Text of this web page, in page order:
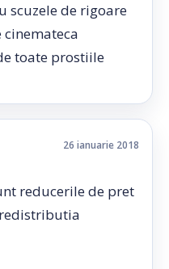
scuzele de rigoare
toate prostiile
26 ianuarie 2018
reducerile de pret